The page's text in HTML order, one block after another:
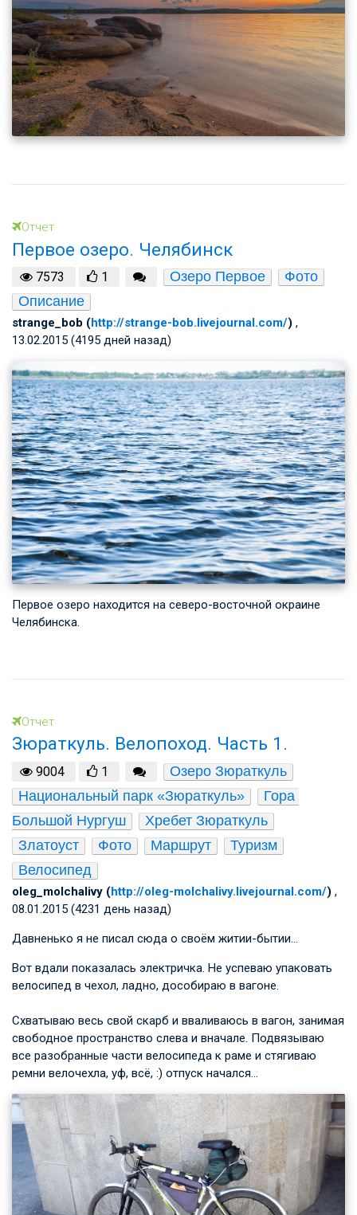
Отчет
Первое озеро. Челябинск
7573 1 Озеро Первое
Фото
Описание
strange_bob (http://strange-bob.livejournal.com/) ,
13.02.2015 (4195 дней назад)
Первое озеро находится на северо-восточной окраине
Челябинска.
Отчет
Зюраткуль. Велопоход. Часть 1.
9004 1
Озеро Зюраткуль
Национальный парк «Зюраткуль»
Гора
Большой Нургуш
Хребет Зюраткуль
Златоуст
Фото Маршрут
Туризм
Велосипед
oleg_molchalivy (http://oleg-molchalivy.livejournal.com/) ,
08.01.2015 (4231 день назад)
Давненько я не писал сюда о своём житии-бытии…
Вот вдали показалась электричка. Не успеваю упаковать
велосипед в чехол, ладно, дособираю в вагоне.
Схватываю весь свой скарб и вваливаюсь в вагон, занимая
свободное пространство слева и вначале. Подвязываю
все разобранные части велосипеда к раме и стягиваю
ремни велочехла, уф, всё, :) отпуск начался…